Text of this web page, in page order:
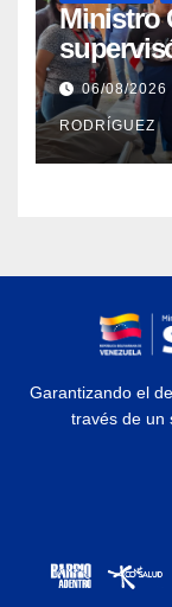
Ministro
en La
06/08/2026
RODRÍGUEZ
Garantizando el
través de un